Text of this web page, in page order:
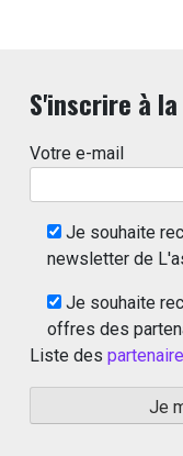
S'inscrire à
Votre e-mail
Je souhaite
newsletter de
Je souhaite
offres des
Liste des